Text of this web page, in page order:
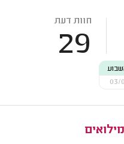
חוות דעת
29